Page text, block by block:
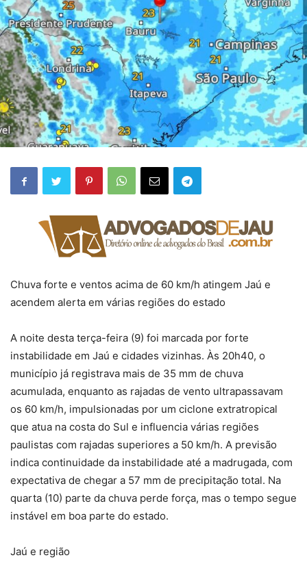
Chuva forte e ventos acima de 60 km/h atingem Jaú e
acendem alerta em várias regiões do estado
A noite desta terça-feira (9) foi marcada por forte
instabilidade em Jaú e cidades vizinhas. Às 20h40, o
município já registrava mais de 35 mm de chuva
acumulada, enquanto as rajadas de vento ultrapassavam
os 60 km/h, impulsionadas por um ciclone extratropical
que atua na costa do Sul e influencia várias regiões
paulistas com rajadas superiores a 50 km/h. A previsão
indica continuidade da instabilidade até a madrugada, com
expectativa de chegar a 57 mm de precipitação total. Na
quarta (10) parte da chuva perde força, mas o tempo segue
instável em boa parte do estado.
Jaú e região